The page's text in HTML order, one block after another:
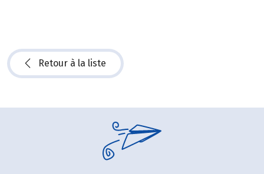
Retour à la liste